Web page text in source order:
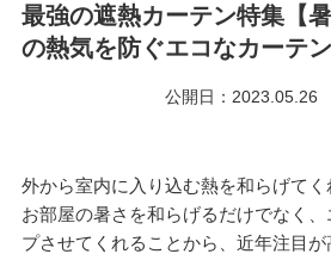
最強の遮熱カーテン特集【
の熱気を防ぐエコなカーテン
公開日：2023.05.26
外から室内に入り込む熱を和らげてく
お部屋の暑さを和らげるだけでなく
プさせてくれることから、近年注目